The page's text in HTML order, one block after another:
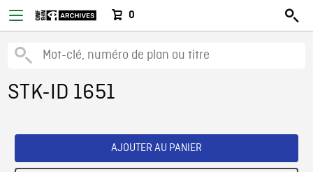
0
STK-ID 1651
AJOUTER AU PANIER